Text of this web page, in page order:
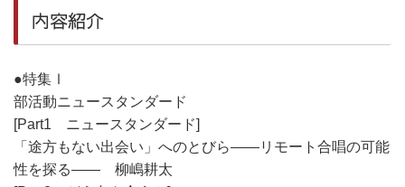
内容紹介
●特集Ⅰ
部活動ニュースタンダード
[Part1 ニュースタンダード]
「途方もない出会い」へのとびら――リモート合唱の可能
性を探る―― 柳嶋耕太